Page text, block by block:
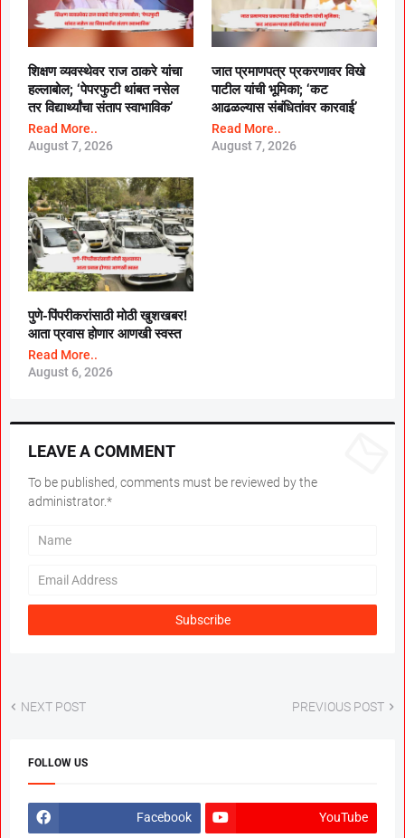
शिक्षण व्यवस्थेवर राज ठाकरे यांचा
हल्लाबोल; ‘पेपरफुटी थांबत नसेल
तर विद्यार्थ्यांचा संताप स्वाभाविक’
Read More..
August 7, 2026
जात प्रमाणपत्र प्रकरणावर विखे
पाटील यांची भूमिका; ‘कट
आढळल्यास संबंधितांवर कारवाई’
Read More..
August 7, 2026
पुणे-पिंपरीकरांसाठी मोठी खुशखबर!
आता प्रवास होणार आणखी स्वस्त
Read More..
August 6, 2026
LEAVE A COMMENT
To be published, comments must be reviewed by the
administrator.*
NEXT POST PREVIOUS POST
FOLLOW US
Facebook YouTube